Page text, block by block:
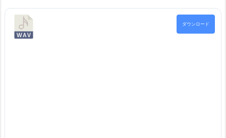
ダウンロード